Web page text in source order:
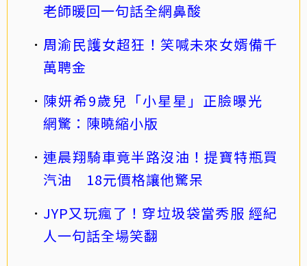
老師暖回一句話全網鼻酸
周渝民護女超狂！笑喊未來女婿備千
萬聘金
陳妍希9歲兒「小星星」正臉曝光
網驚：陳曉縮小版
連晨翔騎車竟半路沒油！提寶特瓶買
汽油 18元價格讓他驚呆
JYP又玩瘋了！穿垃圾袋當秀服 經紀
人一句話全場笑翻